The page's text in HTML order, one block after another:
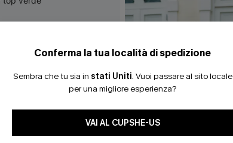
Conferma la tua località di spedizione
Sembra che tu sia in stati Uniti. Vuoi passare al sito locale
per una migliore esperienza?
VAI AL CUPSHE-US